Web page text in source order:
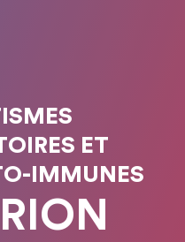
ET
IMMUNES